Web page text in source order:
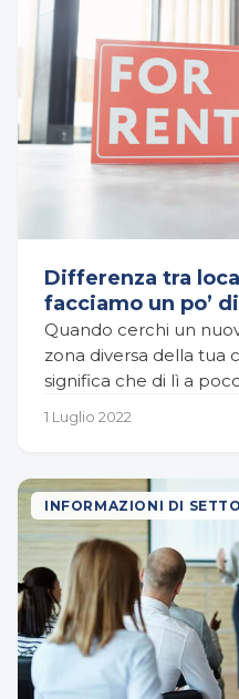
Differenza tra
facciamo un po’
Quando cerchi un
zona diversa della tua
significa che di lì a
contratto da firmare,
1 Luglio 2022
INFORMAZIONI DI